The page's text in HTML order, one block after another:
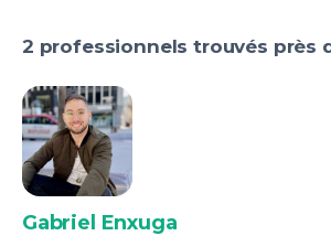
2 professionnels trouvés près
Gabriel Enxuga